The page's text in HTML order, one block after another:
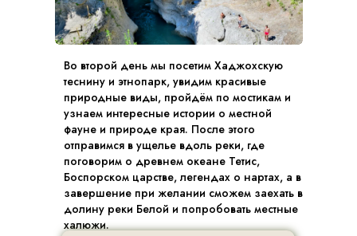
Во второй день мы посетим Хаджохскую
теснину и этнопарк, увидим красивые
природные виды, пройдём по мостикам и
узнаем интересные истории о местной
фауне и природе края. После этого
отправимся в ущелье вдоль реки, где
поговорим о древнем океане Тетис,
Боспорском царстве, легендах о нартах, а в
завершение при желании сможем заехать в
долину реки Белой и попробовать местные
халюжи.